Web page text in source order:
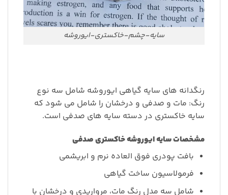
سایه-چشم-خاکستری-ایوروشه
رنگدانه های سایه گیاهی ایوروشه شامل سه نوع
رنگ: مات و صدفی و درخشان را شامل می شود که
سایه خاکستری در دسته سایه های صدفی است.
مشخصات سایه ایوروشه خاکستری صدفی
بافت پودری فوق العاده نرم و ابریشمی
فرمولاسیون ساخت گیاهی
شامل سه مدل رنگ مات، مرواریدی و درخشان با